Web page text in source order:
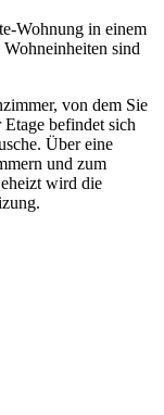
Wohnung in einem
sind
von dem Sie
befindet sich
Über eine
und zum
wird die